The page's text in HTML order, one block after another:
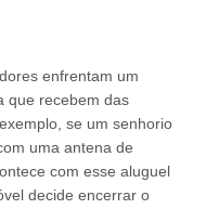
enfrentam um
que recebem das
se um senhorio
uma antena de
com esse aluguel
decide encerrar o